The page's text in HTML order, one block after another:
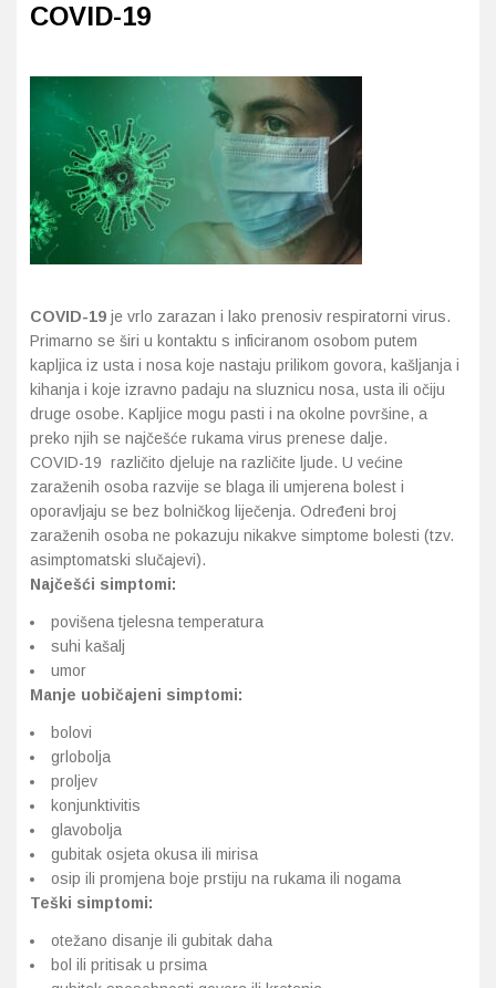
COVID-19
COVID-19 je vrlo zarazan i lako prenosiv respiratorni virus.
Primarno se širi u kontaktu s inficiranom osobom putem
kapljica iz usta i nosa koje nastaju prilikom govora, kašljanja i
kihanja i koje izravno padaju na sluznicu nosa, usta ili očiju
druge osobe. Kapljice mogu pasti i na okolne površine, a
preko njih se najčešće rukama virus prenese dalje.
COVID-19 različito djeluje na različite ljude. U većine
zaraženih osoba razvije se blaga ili umjerena bolest i
oporavljaju se bez bolničkog liječenja. Određeni broj
zaraženih osoba ne pokazuju nikakve simptome bolesti (tzv.
asimptomatski slučajevi).
Najčešći simptomi:
povišena tjelesna temperatura
suhi kašalj
umor
Manje uobičajeni simptomi:
bolovi
grlobolja
proljev
konjunktivitis
glavobolja
gubitak osjeta okusa ili mirisa
osip ili promjena boje prstiju na rukama ili nogama
Teški simptomi:
otežano disanje ili gubitak daha
bol ili pritisak u prsima